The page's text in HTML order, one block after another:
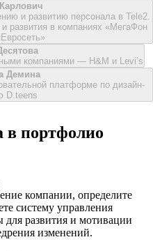
и развитию персонала в Tele2.
развития в компаниях «МегаФон
компаниями — H&M и Levi’s
Демина
платформе по дизайн-
D.teens
в портфолио
компании, определите
систему управления
развития и мотивации
изменений.